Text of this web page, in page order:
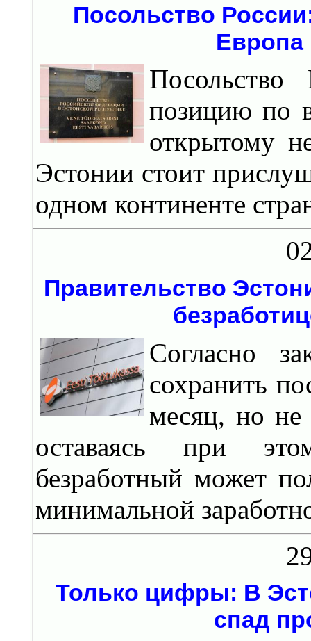
Посольство
Европа
позицию по
открытому
Эстонии стоит
одном континенте
Правительство
Согласно
сохранить
месяц, но не
оставаясь при
безработный может
минимальной
Только цифры: В
спад